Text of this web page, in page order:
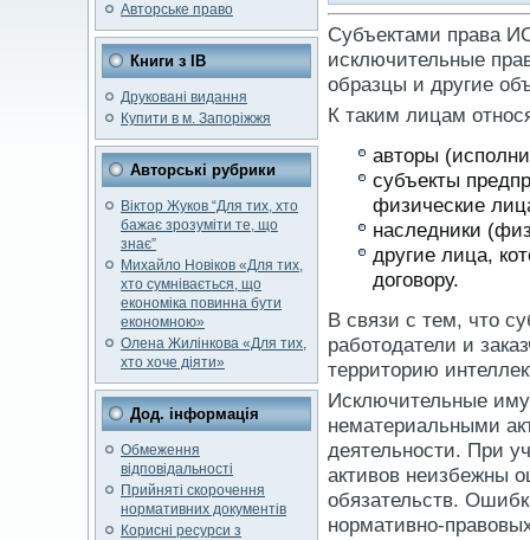
Авторське право
Книги з ІВ
Друковані видання
Купити в м. Запоріжжя
Авторські рубрики
Віктор Жуков “Для тих, хто
бажає зрозуміти те, що
знає”
Михайло Новіков «Для тих,
хто сумнівається, що
економіка повинна бути
економною»
Олена Жилінкова «Для тих,
хто хоче діяти»
Дод. інформація
Обмеження
відповідальності
Прийняті скорочення
нормативних документів
Корисні ресурси з
Субъектами права
исключительные
образцы и другие
К таким лицам
авторы
субъекты
физические
наследники
другие лица,
договору.
В связи с тем, что
работодатели и
территорию
Исключительные
нематериальными
деятельности. При
активов неизбежны
обязательств.
нормативно-